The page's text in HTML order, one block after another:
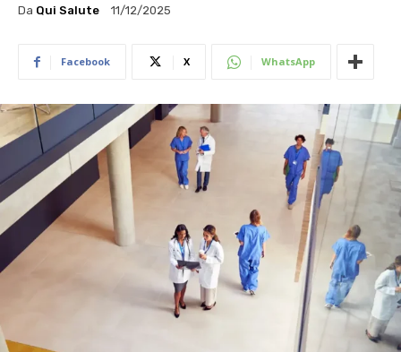
Da Qui Salute 11/12/2025
Facebook X WhatsApp